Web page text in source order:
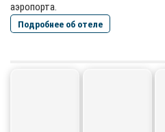
аэропорта.
Подробнее об отеле